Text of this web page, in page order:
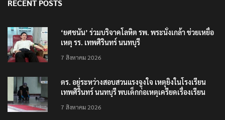
RECENT POSTS
‘ยศชนัน’ ร่วมบริจาคโลหิต รพ. พระนั่งเกล้า ช่วยเหยื่อ
เหตุ รร. เทพศิรินทร์ นนทบุรี
7 สิงหาคม 2026
ตร. อยู่ระหว่างสอบสวนแรงจูงใจ เหตุยิงในโรงเรียน
เทพศิรินทร์ นนทบุรี พบเด็กก่อเหตุเครียดเรื่องเรียน
7 สิงหาคม 2026